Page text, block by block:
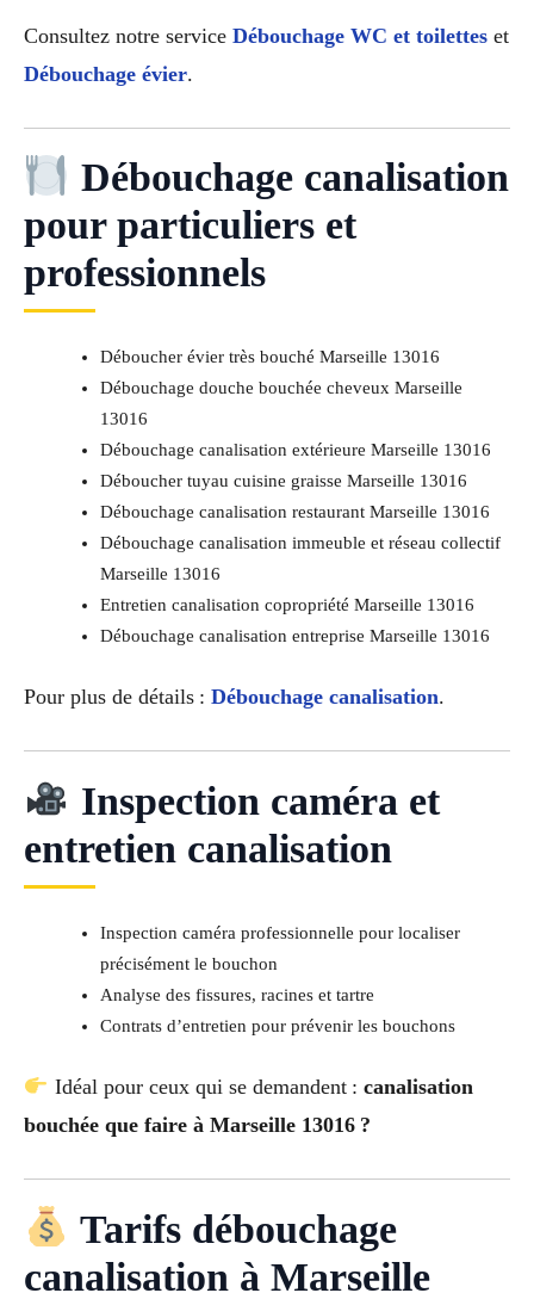
Consultez notre service Débouchage WC et toilettes et
Débouchage évier.
Débouchage canalisation
pour particuliers et
professionnels
Déboucher évier très bouché Marseille 13016
Débouchage douche bouchée cheveux Marseille
13016
Débouchage canalisation extérieure Marseille 13016
Déboucher tuyau cuisine graisse Marseille 13016
Débouchage canalisation restaurant Marseille 13016
Débouchage canalisation immeuble et réseau collectif
Marseille 13016
Entretien canalisation copropriété Marseille 13016
Débouchage canalisation entreprise Marseille 13016
Pour plus de détails : Débouchage canalisation.
Inspection caméra et
entretien canalisation
Inspection caméra professionnelle pour localiser
précisément le bouchon
Analyse des fissures, racines et tartre
Contrats d’entretien pour prévenir les bouchons
Idéal pour ceux qui se demandent : canalisation
bouchée que faire à Marseille 13016 ?
Tarifs débouchage
canalisation à Marseille